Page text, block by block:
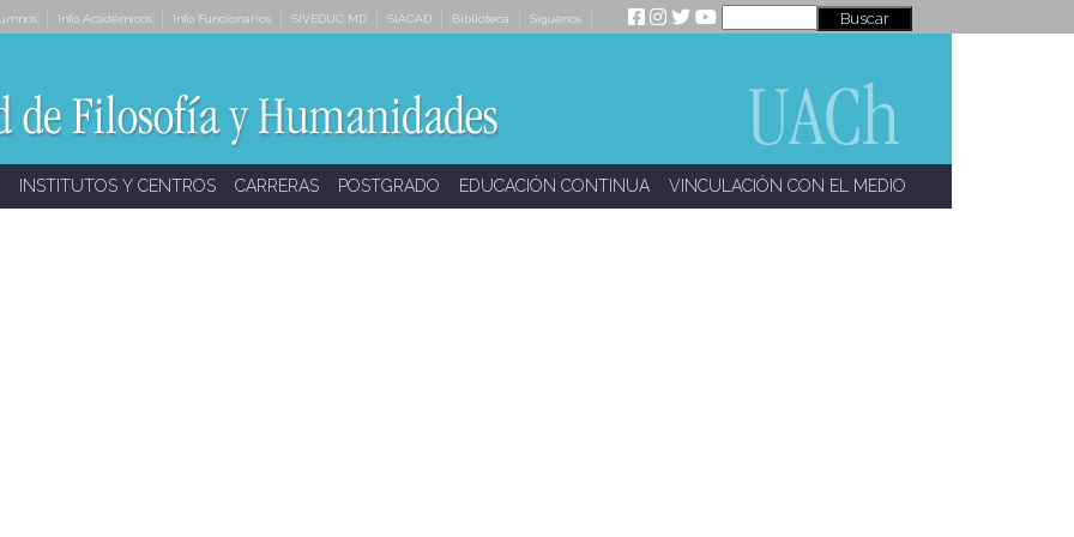
Info Académicos Info Funcionarios SIVEDUC MD SIACAD Biblioteca Síguenos
INSTITUTOS Y CENTROS CARRERAS POSTGRADO EDUCACIÓN CONTINUA VINCULACIÓN CON EL MEDIO